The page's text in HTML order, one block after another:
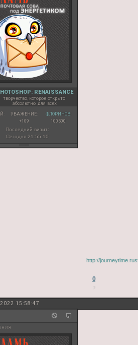
RENAISSANCE
творчество, которое открыто
абсолютно для всех
УВАЖЕНИЕ:
+109
ФЛОРИНОВ:
100500
Последний визит:
Сегодня 21:55:10
http://
0
15:58:47